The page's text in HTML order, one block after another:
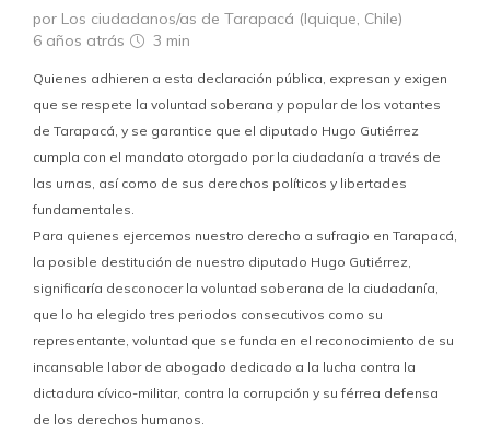
por Los ciudadanos/as de Tarapacá (Iquique, Chile)
6 años atrás
3 min
Quienes adhieren a esta declaración pública, expresan y exigen
que se respete la voluntad soberana y popular de los votantes
de Tarapacá, y se garantice que el diputado Hugo Gutiérrez
cumpla con el mandato otorgado por la ciudadanía a través de
las urnas, así como de sus derechos políticos y libertades
fundamentales.
Para quienes ejercemos nuestro derecho a sufragio en Tarapacá,
la posible destitución de nuestro diputado Hugo Gutiérrez,
significaría desconocer la voluntad soberana de la ciudadanía,
que lo ha elegido tres periodos consecutivos como su
representante, voluntad que se funda en el reconocimiento de su
incansable labor de abogado dedicado a la lucha contra la
dictadura cívico-militar, contra la corrupción y su férrea defensa
de los derechos humanos.